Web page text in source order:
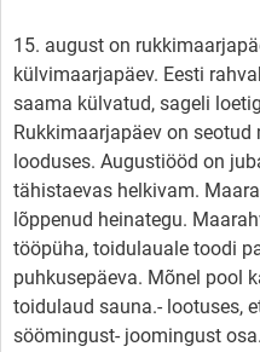
15. august on
külvimaarjapäev. Eesti
saama külvatud, sageli
Rukkimaarjapäev on
looduses. Augustiööd on
tähistaevas helkivam.
lõppenud heinategu.
tööpüha, toidulauale toodi
puhkusepäeva. Mõnel pool
toidulaud sauna.- lootuses,
söömingust- joomingust